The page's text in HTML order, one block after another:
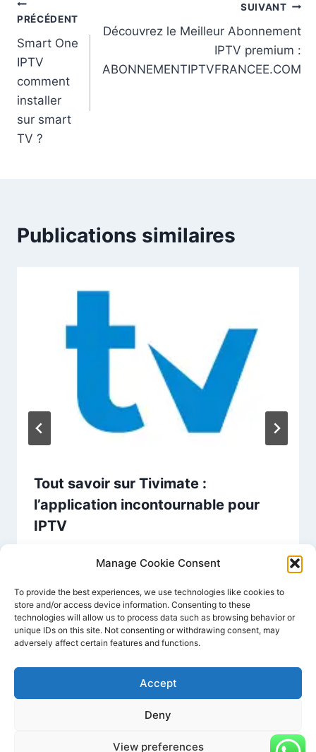
Manage Cookie Consent
To provide the best experiences, we use technologies like cookies to
store and/or access device information. Consenting to these
technologies will allow us to process data such as browsing behavior or
unique IDs on this site. Not consenting or withdrawing consent, may
adversely affect certain features and functions.
Accept
Deny
View preferences
PRÉCÉDENT
Smart One
IPTV
comment
installer
sur smart
TV ?
SUIVANT
Découvrez le Meilleur Abonnement
IPTV premium :
ABONNEMENTIPTVFRANCEE.COM
Publications similaires
Tout savoir sur Tivimate :
l’application incontournable pour
IPTV
© 2026 France smart iptv - Thème WordPress